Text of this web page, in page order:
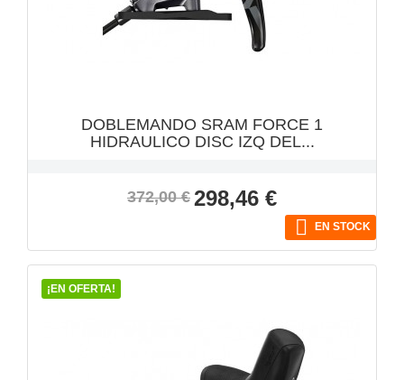
DOBLEMANDO SRAM FORCE 1
HIDRAULICO DISC IZQ DEL...
Precio
372,00 € Precio
298,46 €
 EN STOCK
¡EN OFERTA!